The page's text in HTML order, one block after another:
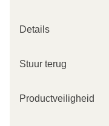
Details
Stuur terug
Productveiligheid